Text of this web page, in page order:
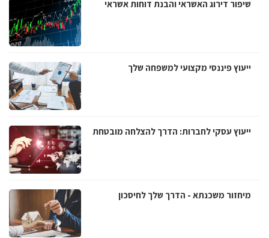
שיפור דירוג האשראי והבנת דוחות אשראי
ייעוץ פיננסי מקצועי למשפחה שלך
ייעוץ עסקי לחברות: הדרך להצלחה מובטחת
מיחזור משכנתא - הדרך שלך לחיסכון